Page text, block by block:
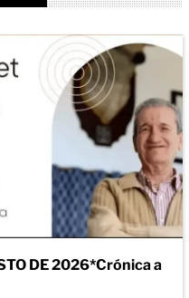
DE 2026*Crónica a